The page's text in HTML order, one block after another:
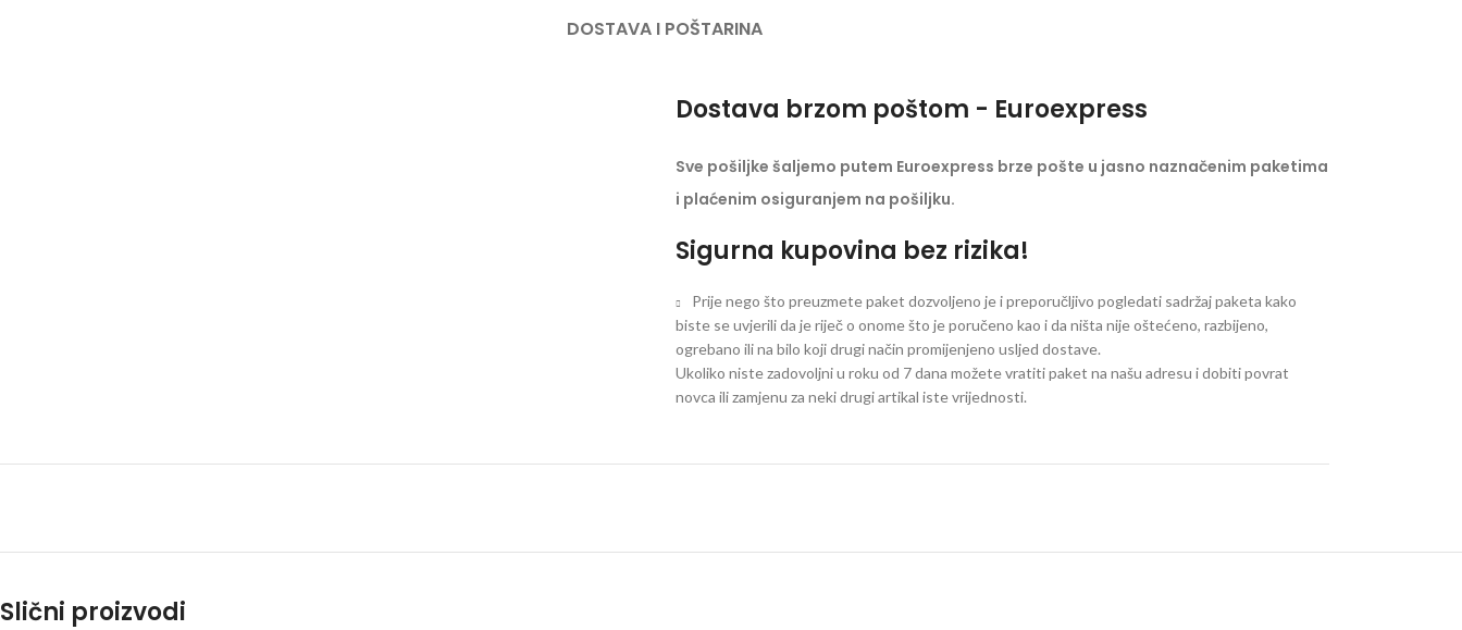
DOSTAVA I POŠTARINA
Dostava brzom poštom - Euroexpress
Sve pošiljke šaljemo putem Euroexpress brze pošte u jasno naznačenim paketima
i plaćenim osiguranjem na pošiljku.
Sigurna kupovina bez rizika!
Prije nego što preuzmete paket dozvoljeno je i preporučljivo pogledati sadržaj paketa kako
biste se uvjerili da je riječ o onome što je poručeno kao i da ništa nije oštećeno, razbijeno,
ogrebano ili na bilo koji drugi način promijenjeno usljed dostave.
Ukoliko niste zadovoljni u roku od 7 dana možete vratiti paket na našu adresu i dobiti povrat
novca ili zamjenu za neki drugi artikal iste vrijednosti.
Slični proizvodi